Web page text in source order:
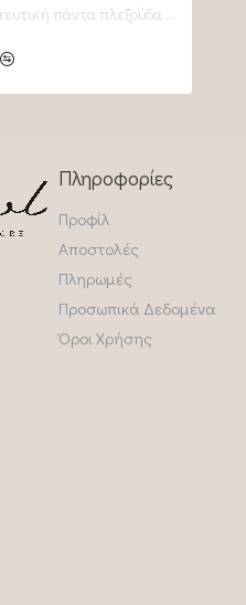
Προστατευτική πάντα πλεξούδα Mint Blossom
Πληροφορίες
Προφίλ
Αποστολές
Πληρωμές
Προσωπικά Δεδομένα
Όροι Χρήσης